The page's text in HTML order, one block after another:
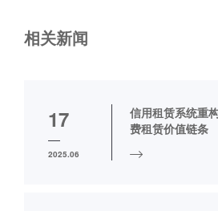
相关新闻
17
2025.06
信用租赁系统重
费租赁价值链条